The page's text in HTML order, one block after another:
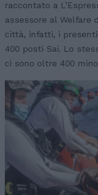
raccontato a
assessore al Welfare
città, infatti, i presenti
400 posti Sai. Lo
ci sono oltre 400